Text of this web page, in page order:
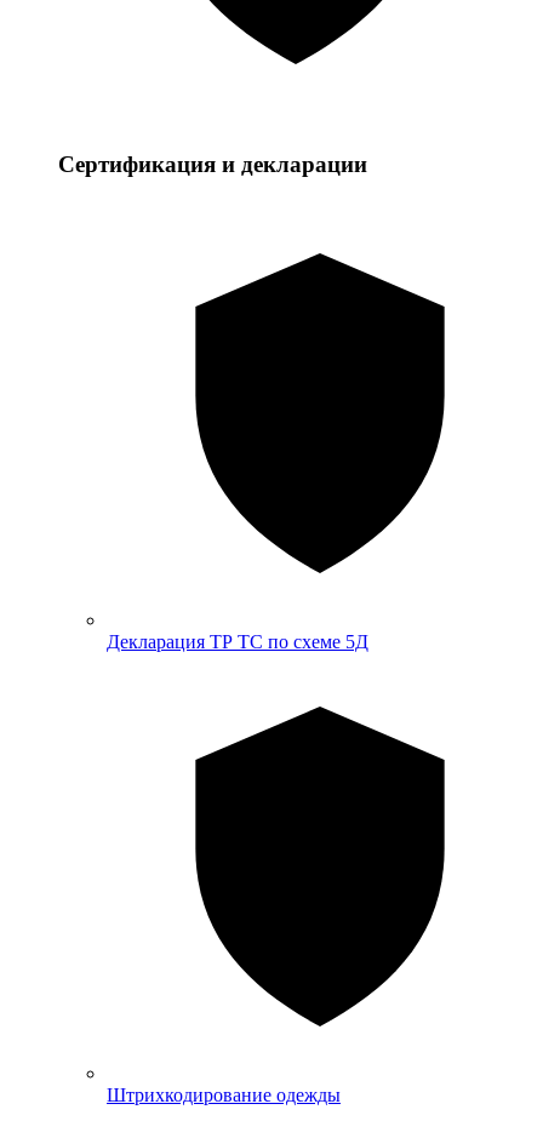
Сертификация и декларации
Декларация ТР ТС по схеме 5Д
Штрихкодирование одежды